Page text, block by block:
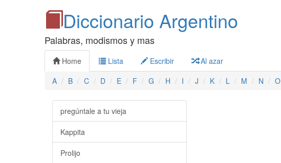
Diccionario Argentino
Palabras, modismos y mas
Home Lista Escribir
Al azar
A
B C D E F G H I J K L M N O
pregúntale a tu vieja
Kappita
Prolijo